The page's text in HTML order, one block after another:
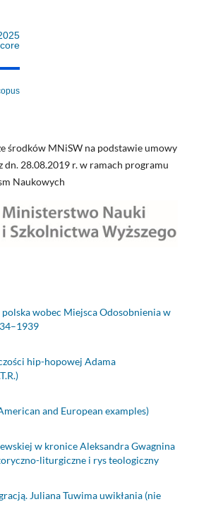
środków MNiSW na podstawie umowy
28.08.2019 r. w ramach programu
Naukowych
wobec Miejsca Odosobnienia w
hip-hopowej Adama
and European examples)
w kronice Aleksandra Gwagnina
liturgiczne i rys teologiczny
Juliana Tuwima uwikłania (nie